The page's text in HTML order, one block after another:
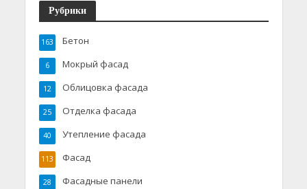
Рубрики
Бетон
163
Мокрый фасад
6
Облицовка фасада
12
Отделка фасада
25
Утепление фасада
40
Фасад
113
Фасадные панели
28